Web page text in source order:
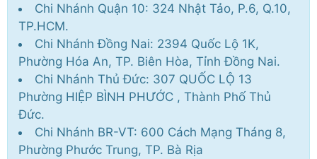
Chi Nhánh Quận 10: 324 Nhật Tảo, P.6, Q.10,
TP.HCM.
Chi Nhánh Đồng Nai: 2394 Quốc Lộ 1K,
Phường Hóa An, TP. Biên Hòa, Tỉnh Đồng Nai.
Chi Nhánh Thủ Đức: 307 QUỐC LỘ 13
Phường HIỆP BÌNH PHƯỚC , Thành Phố Thủ
Đức.
Chi Nhánh BR-VT: 600 Cách Mạng Tháng 8,
Phường Phước Trung, TP. Bà Rịa